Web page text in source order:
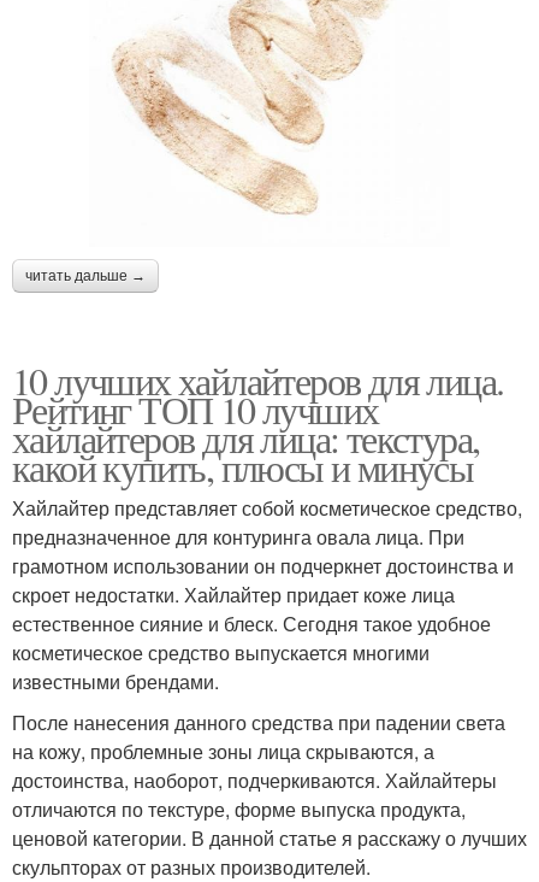
читать дальше →
10 лучших хайлайтеров для лица.
Рейтинг ТОП 10 лучших
хайлайтеров для лица: текстура,
какой купить, плюсы и минусы
Хайлайтер представляет собой косметическое средство,
предназначенное для контуринга овала лица. При
грамотном использовании он подчеркнет достоинства и
скроет недостатки. Хайлайтер придает коже лица
естественное сияние и блеск. Сегодня такое удобное
косметическое средство выпускается многими
известными брендами.
После нанесения данного средства при падении света
на кожу, проблемные зоны лица скрываются, а
достоинства, наоборот, подчеркиваются. Хайлайтеры
отличаются по текстуре, форме выпуска продукта,
ценовой категории. В данной статье я расскажу о лучших
скульпторах от разных производителей.